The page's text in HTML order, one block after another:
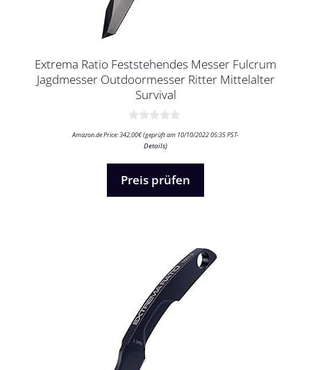
Extrema Ratio Feststehendes Messer Fulcrum
Jagdmesser Outdoormesser Ritter Mittelalter
Survival
v
Amazon.de Price:342,00€(geprüft am 10/10/2022 05:35 PST-
Details)
Preis prüfen